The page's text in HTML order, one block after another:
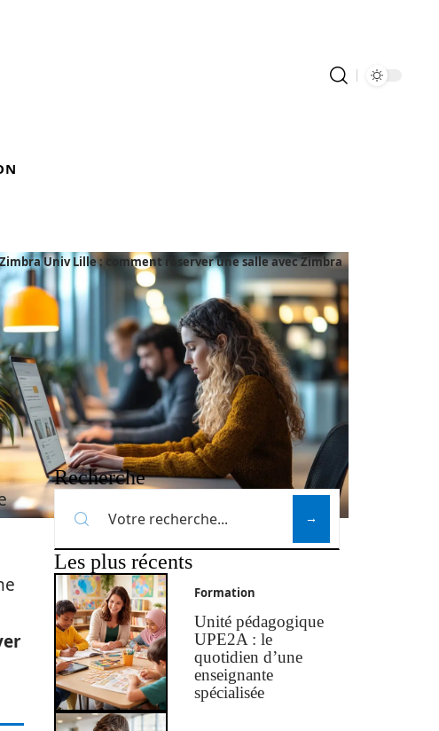
Zimbra Univ Lille : comment réserver une salle avec Zimbra
Recherche
Les plus récents
Formation
Unité pédagogique
UPE2A : le
quotidien d’une
enseignante
spécialisée